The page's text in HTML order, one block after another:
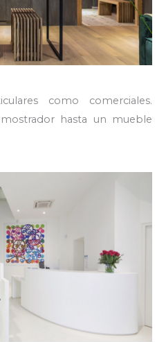
como comerciales.
hasta un mueble